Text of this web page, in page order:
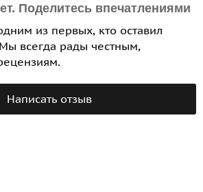
Поделитесь впечатлениями
из первых, кто оставил
всегда рады честным,
Написать отзыв